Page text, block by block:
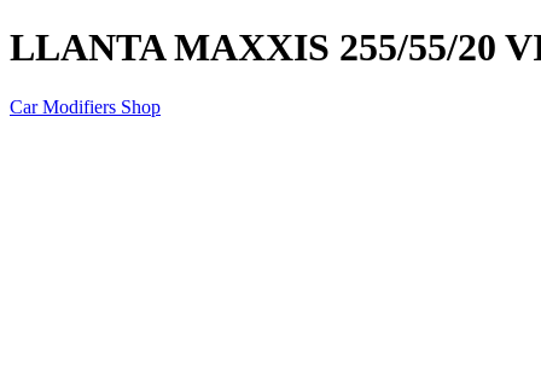
LLANTA MAXXIS 255/55/20
Car Modifiers Shop